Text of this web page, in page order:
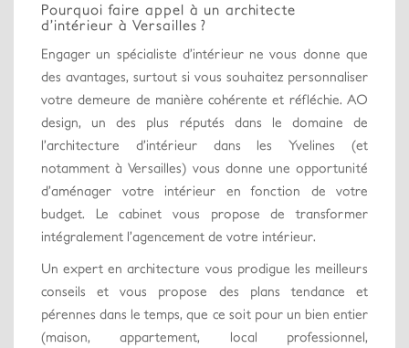
Pourquoi faire appel à un architecte
d’intérieur à Versailles ?
Engager un spécialiste d’intérieur ne vous donne que
des avantages, surtout si vous souhaitez personnaliser
votre demeure de manière cohérente et réfléchie. AO
design, un des plus réputés dans le domaine de
l’architecture d’intérieur dans les Yvelines (et
notamment à Versailles) vous donne une opportunité
d’aménager votre intérieur en fonction de votre
budget. Le cabinet vous propose de transformer
intégralement l’agencement de votre intérieur.
Un expert en architecture vous prodigue les meilleurs
conseils et vous propose des plans tendance et
pérennes dans le temps, que ce soit pour un bien entier
(maison, appartement, local professionnel,